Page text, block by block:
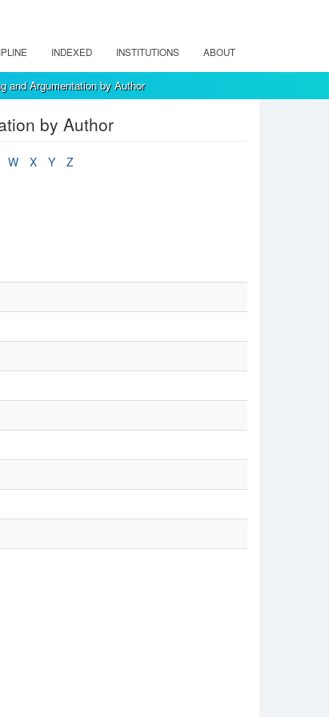
INDEXED INSTITUTIONS ABOUT
and Argumentation by Author
by Author
W X Y Z